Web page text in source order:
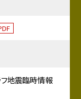
地震臨時情報